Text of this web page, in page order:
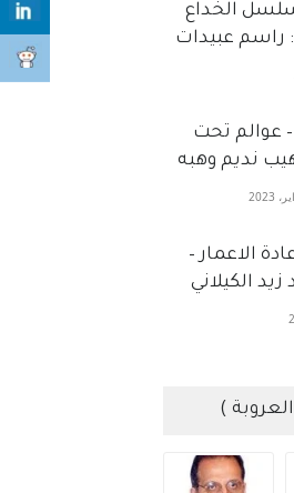
الخداع
راسم عبيدات
عوالم تحت
نديم وهبه
الاعمار –
الكيلاني
)